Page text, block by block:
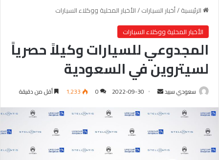
الرئيسية/أخبار السيارات/الأخبار المحلية ووكلاء السيارات
الأخبار المحلية ووكلاء السيارات
المجدوعي للسيارات وكيلاً حصرياً
لسيتروين في السعودية
سعودي سبيد
س
ر
2022-09-30
0 1٬233 أقل من دقيقة